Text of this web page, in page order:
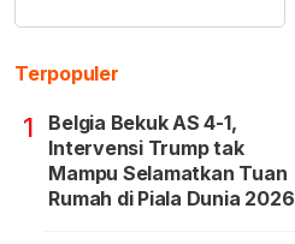
Terpopuler
1
Belgia Bekuk AS 4-1,
Intervensi Trump tak
Mampu Selamatkan Tuan
Rumah di Piala Dunia 2026